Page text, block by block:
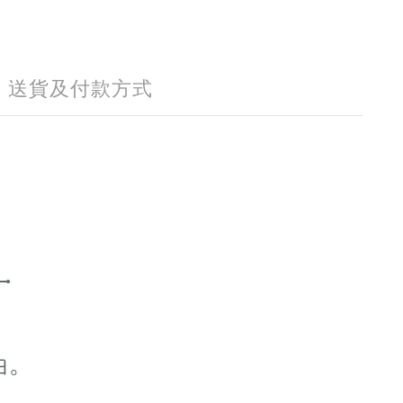
送貨及付款方式